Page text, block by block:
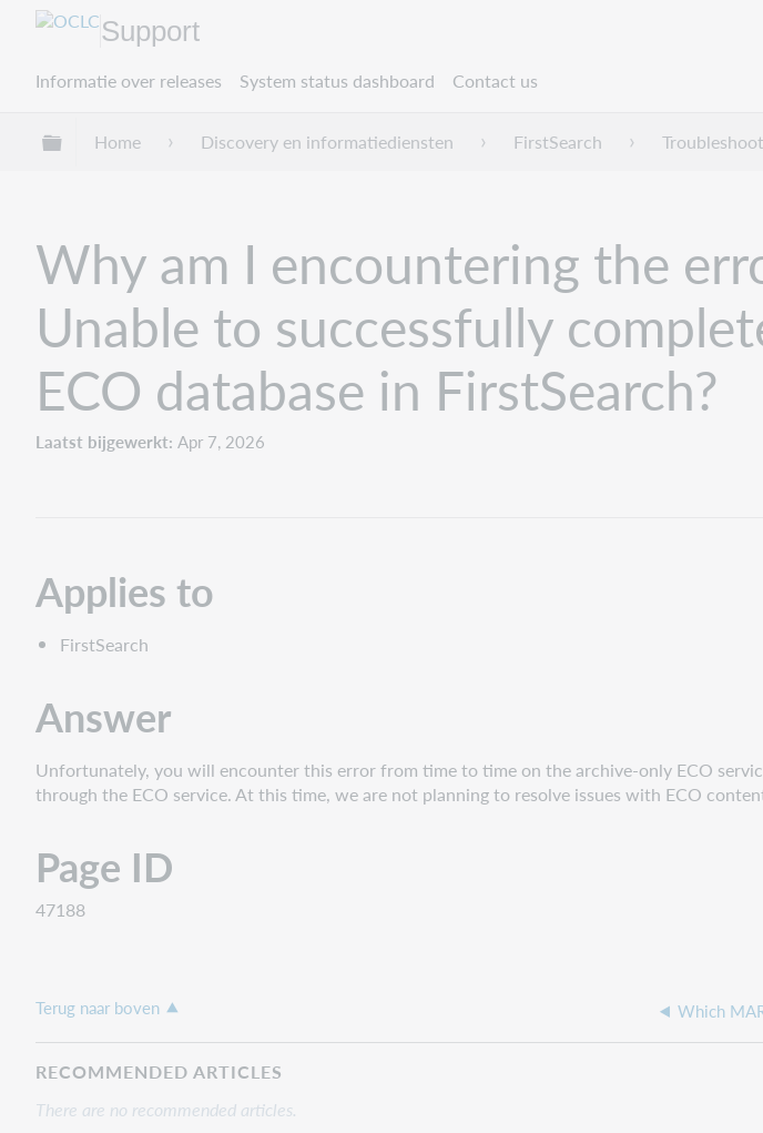
Support
Informatie over releases System status dashboard Contact us
Mondiale hiërarchie uitvouwen / samenvouwen
Home Discovery en informatiediensten FirstSearch
Why am I encountering the
Unable to successfully
ECO database in FirstSearch?
Laatst bijgewerkt Apr 7, 2026
Applies to
FirstSearch
Answer
Unfortunately, you will encounter this error from time to time on the archive-only ECO
through the ECO service. At this time, we are not planning to resolve issues with ECO
Page ID
47188
Terug naar boven Which
RECOMMENDED ARTICLES
There are no recommended articles.